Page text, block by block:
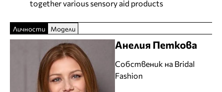
together various sensory aid products
Личности Модели
Анелия Петкова
Собственик на Bridal
Fashion